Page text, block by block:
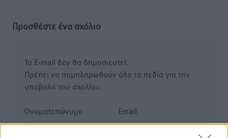
Προσθέστε ένα σχόλιο
Το E-mail δεν θα δημοσιευτεί.
Πρέπει να συμπληρωθούν όλα τα πεδία για την
υποβολή του σχολίου.
Όνοματεπώνυμο Email